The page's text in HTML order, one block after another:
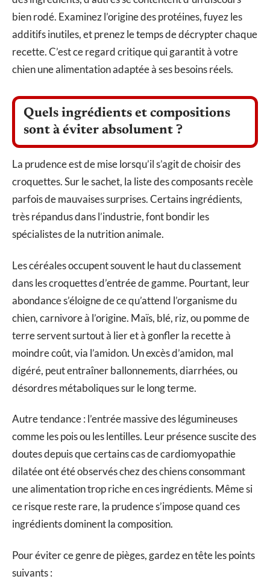
bien rodé. Examinez l’origine des protéines, fuyez les
additifs inutiles, et prenez le temps de décrypter chaque
recette. C’est ce regard critique qui garantit à votre
chien une alimentation adaptée à ses besoins réels.
Quels ingrédients et compositions
sont à éviter absolument ?
La prudence est de mise lorsqu’il s’agit de choisir des
croquettes. Sur le sachet, la liste des composants recèle
parfois de mauvaises surprises. Certains ingrédients,
très répandus dans l’industrie, font bondir les
spécialistes de la nutrition animale.
Les céréales occupent souvent le haut du classement
dans les croquettes d’entrée de gamme. Pourtant, leur
abondance s’éloigne de ce qu’attend l’organisme du
chien, carnivore à l’origine. Maïs, blé, riz, ou pomme de
terre servent surtout à lier et à gonfler la recette à
moindre coût, via l’amidon. Un excès d’amidon, mal
digéré, peut entraîner ballonnements, diarrhées, ou
désordres métaboliques sur le long terme.
Autre tendance : l’entrée massive des légumineuses
comme les pois ou les lentilles. Leur présence suscite des
doutes depuis que certains cas de cardiomyopathie
dilatée ont été observés chez des chiens consommant
une alimentation trop riche en ces ingrédients. Même si
ce risque reste rare, la prudence s’impose quand ces
ingrédients dominent la composition.
Pour éviter ce genre de pièges, gardez en tête les points
suivants :